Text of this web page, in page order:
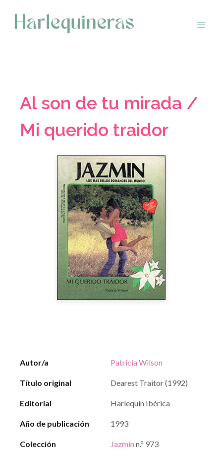
contenido
Al son de tu mirada /
Mi querido traidor
Autor/a Patricia Wilson
Título original Dearest Traitor (1992)
Editorial Harlequin Ibérica
Año de publicación 1993
Colección Jazmín n.º 973